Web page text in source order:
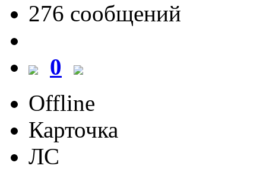
276 cообщений
0
Offline
Карточка
ЛС